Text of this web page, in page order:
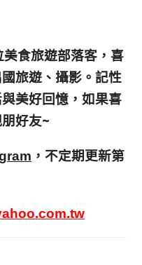
食旅遊部落客， 喜
旅遊、攝影。 記性
美好回憶， 如果喜
好友~
，不定期更新第